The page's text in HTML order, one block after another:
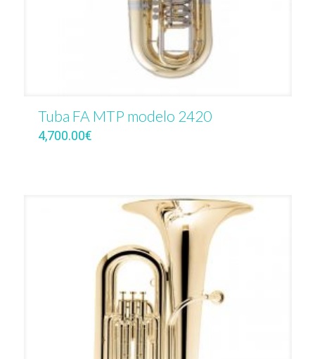
Tuba FA MTP modelo 2420
4,700.00€